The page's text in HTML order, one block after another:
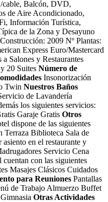
cable, Balcón, DVD,
de Aire Acondicionado,
Información Turística,
de la Zona y Desayuno
2009 Nº Plantas:
Express Euro/Mastercard
Salones y Restaurantes
20 Suites Número de
Insonorización
Twin Nuestros Baños
de Lavandería
los siguientes servicios:
Garaje Gratis Otros
dispone de las siguientes
Terraza Biblioteca Sala de
en el restaurante y
Servicio Cena
con las siguientes
Masajes Clásicos Cuidados
para Reuniones Pantallas
de Trabajo Almuerzo Buffet
Otras Actividades